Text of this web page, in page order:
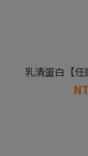
乳清蛋白【